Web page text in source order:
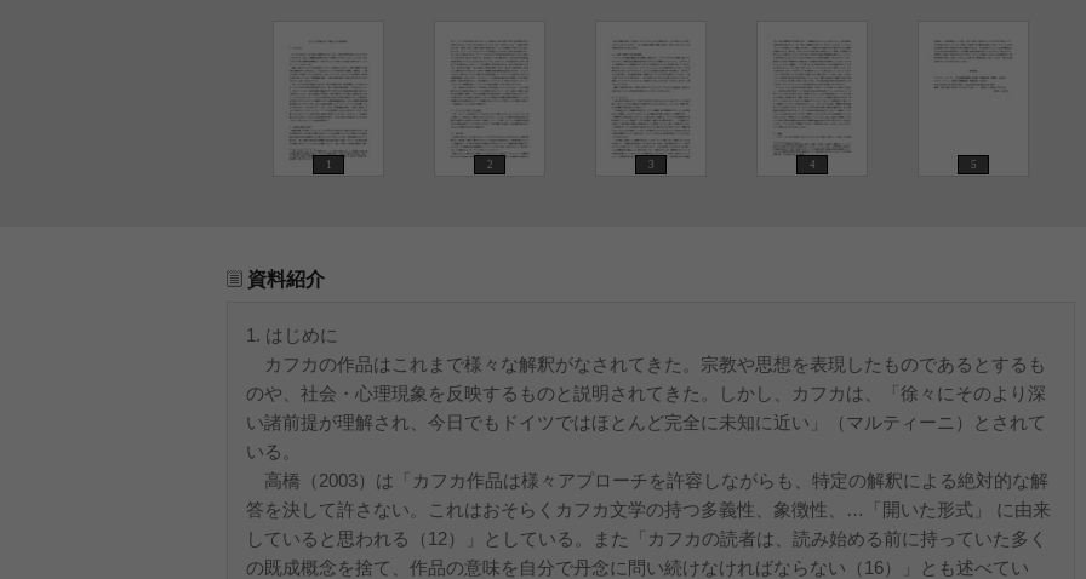
1 2 3 4 5
資料紹介
1. はじめに
カフカの作品はこれまで様々な解釈がなされてきた。宗教や思想を表現したものであるとするも
のや、社会・心理現象を反映するものと説明されてきた。しかし、カフカは、「徐々にそのより深
い諸前提が理解され、今日でもドイツではほとんど完全に未知に近い」（マルティーニ）とされて
いる。
高橋（2003）は「カフカ作品は様々アプローチを許容しながらも、特定の解釈による絶対的な解
答を決して許さない。これはおそらくカフカ文学の持つ多義性、象徴性、…「開いた形式」 に由来
していると思われる（12）」としている。また「カフカの読者は、読み始める前に持っていた多く
の既成概念を捨て、作品の意味を自分で丹念に問い続けなければならない（16）」とも述べてい